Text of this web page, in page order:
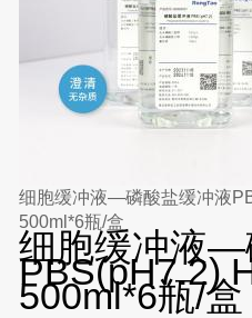
细胞缓冲液—磷酸盐缓冲液PBS(pH7.2)
500ml*6瓶/盒
细胞缓冲液—
PBS(pH7.2)
500ml*6瓶/盒